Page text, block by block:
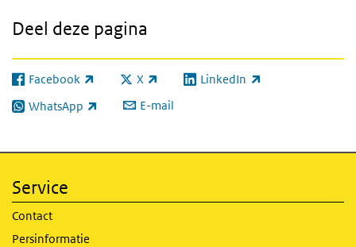
Deel deze pagina
Facebook
(externe link) X
(externe link) LinkedIn
(externe link)
WhatsApp
(externe link) E-mail
Service
Contact
Persinformatie